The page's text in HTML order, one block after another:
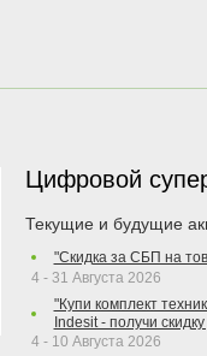
Цифровой
Текущие и будущие
"Скидка за СБП на
4 - 31 Августа 2026
"Купи комплект
Indesit - получи
4 - 10 Августа 2026